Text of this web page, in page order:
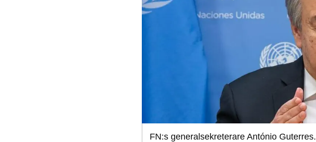
FN:s generalsekreterare António Guterres.